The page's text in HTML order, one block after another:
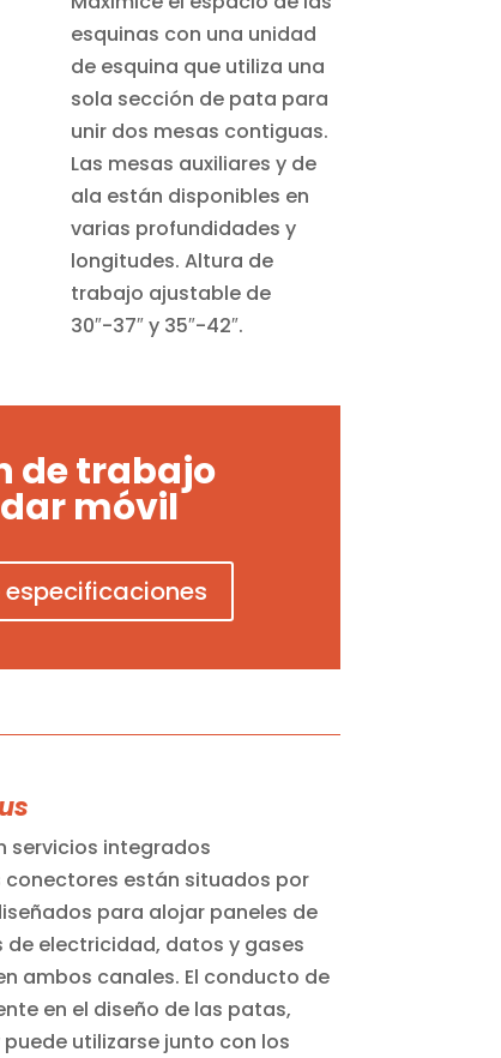
esquinas con una unidad
de esquina que utiliza una
sola sección de pata para
unir dos mesas contiguas.
Las mesas auxiliares y de
ala están disponibles en
varias profundidades y
longitudes. Altura de
trabajo ajustable de
30″-37″ y 35″-42″.
de trabajo
móvil
servicios integrados
están situados por
para alojar paneles de
de electricidad, datos y gases
ambos canales. El conducto de
en el diseño de las patas,
utilizarse junto con los